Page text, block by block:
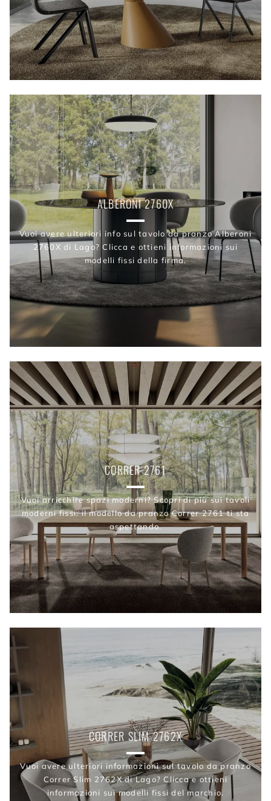
ALBERONI 2760X
Vuoi avere ulteriori info sul tavolo da pranzo Alberoni
2760X di Lago? Clicca e ottieni informazioni sui
modelli fissi della firma.
CORRER 2761
Vuoi arricchire spazi moderni? Scopri di più sui tavoli
moderni fissi: il modello da pranzo Correr 2761 ti sta
aspettando.
CORRER SLIM 2762X
Vuoi avere ulteriori informazioni sul tavolo da pranzo
Correr Slim 2762X di Lago? Clicca e ottieni
informazioni sui modelli fissi del marchio.